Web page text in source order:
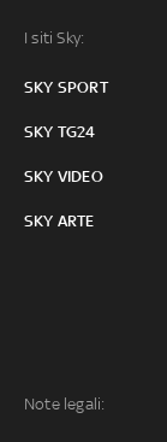
I siti Sky:
SKY SPORT
SKY TG24
SKY VIDEO
SKY ARTE
Note legali: